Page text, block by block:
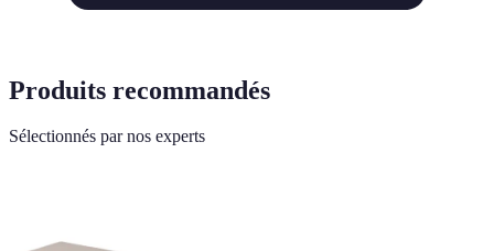
Produits recommandés
Sélectionnés par nos experts